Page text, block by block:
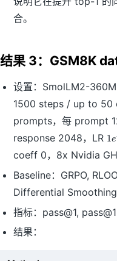
合。
结果 3：GSM8K
设置：SmolLM2-
1500 steps / up to 50
prompts，每 prompt
response 2048，LR 1
^
{
-
5
1e
coeff 0，8x Nvidia
Baseline：GRPO,
Differential Smoothing
指标：pass@1,
结果：